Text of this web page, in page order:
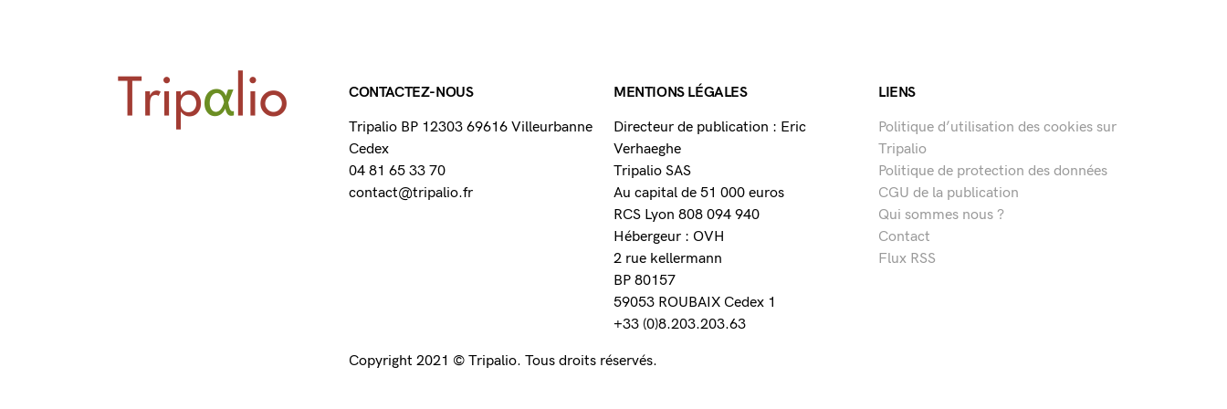
CONTACTEZ-NOUS
Tripalio BP 12303 69616 Villeurbanne
Cedex
04 81 65 33 70
contact@tripalio.fr
MENTIONS LÉGALES
Directeur de publication : Eric
Verhaeghe
Tripalio SAS
Au capital de 51 000 euros
RCS Lyon 808 094 940
Hébergeur : OVH
2 rue kellermann
BP 80157
59053 ROUBAIX Cedex 1
+33 (0)8.203.203.63
LIENS
Politique d’utilisation des cookies sur
Tripalio
Politique de protection des données
CGU de la publication
Qui sommes nous ?
Contact
Flux RSS
Copyright 2021 © Tripalio. Tous droits réservés.